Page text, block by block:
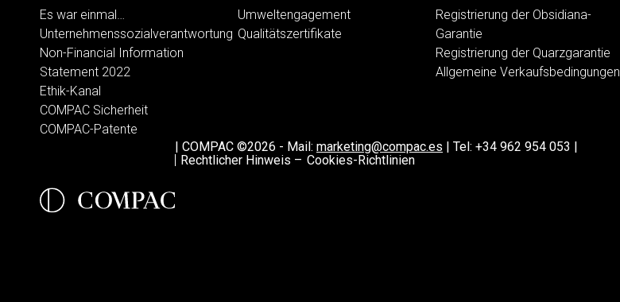
Es war einmal…
Unternehmenssozialverantwortung
Non-Financial Information
Statement 2022
Ethik-Kanal
COMPAC Sicherheit
COMPAC-Patente
Umweltengagement
Qualitätszertifikate
Registrierung der Obsidiana-
Garantie
Registrierung der Quarzgarantie
Allgemeine Verkaufsbedingungen
| COMPAC ©2026 - Mail: marketing@compac.es | Tel: +34 962 954 053 |
Rechtlicher Hinweis – Cookies-Richtlinien